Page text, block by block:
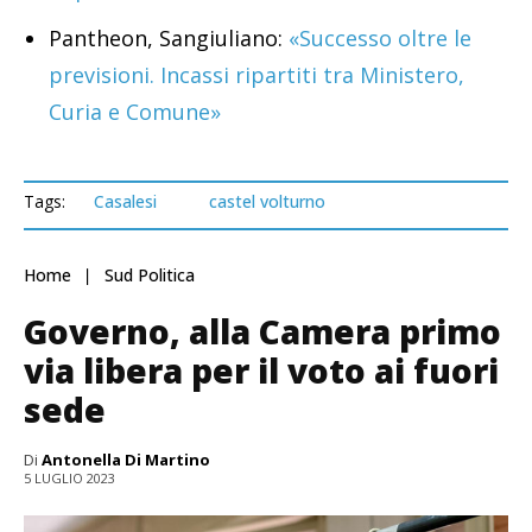
Pantheon, Sangiuliano: «Successo oltre le
previsioni. Incassi ripartiti tra Ministero,
Curia e Comune»
Tags: Casalesi castel volturno
Home Sud Politica
Governo, alla Camera primo
via libera per il voto ai fuori
sede
Di Antonella Di Martino
5 LUGLIO 2023